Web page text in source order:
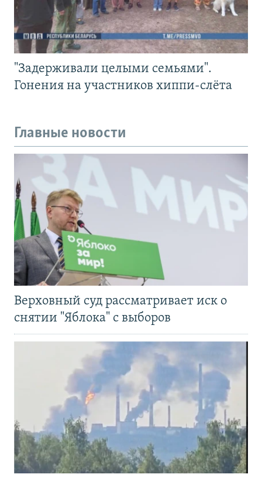
"Задерживали целыми семьями".
Гонения на участников хиппи-слёта
Главные новости
Верховный суд рассматривает иск о
снятии "Яблока" с выборов